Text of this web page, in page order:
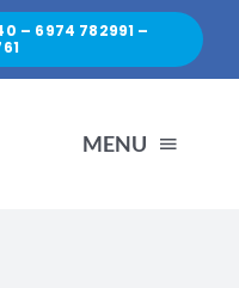
– 6974 782991 –
MENU